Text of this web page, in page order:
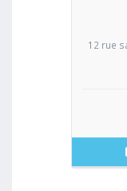
12 rue